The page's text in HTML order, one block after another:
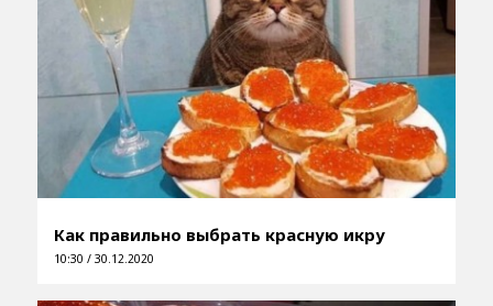
Как правильно выбрать красную икру
10:30 / 30.12.2020